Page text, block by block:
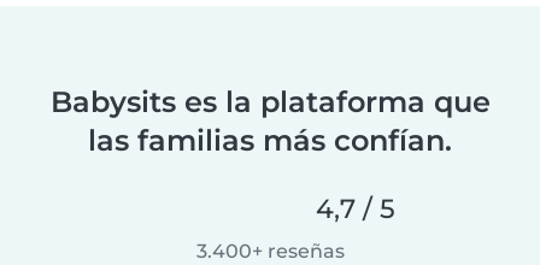
Babysits es la plataforma que
las familias más confían.
4,7 / 5
3.400+ reseñas